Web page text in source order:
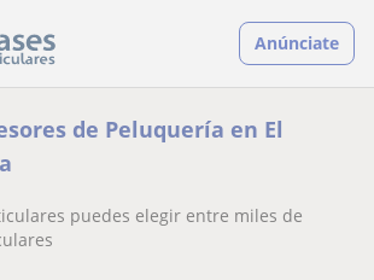
Anúnciate
de Peluquería en El
puedes elegir entre miles de